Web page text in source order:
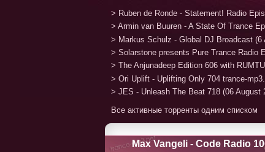
> Ruben de Ronde - Statement! Radio
> Armin van Buuren - A State Of Trance
> Markus Schulz - Global DJ Broadcast (6
> Solarstone presents Pure Trance Radio
> The Anjunadeep Edition 606 with
> Ori Uplift - Uplifting Only 704 trance-
> JES - Unleash The Beat 718 (06 August
Все активные торренты одним списком
Max Vangeli - Code Radio